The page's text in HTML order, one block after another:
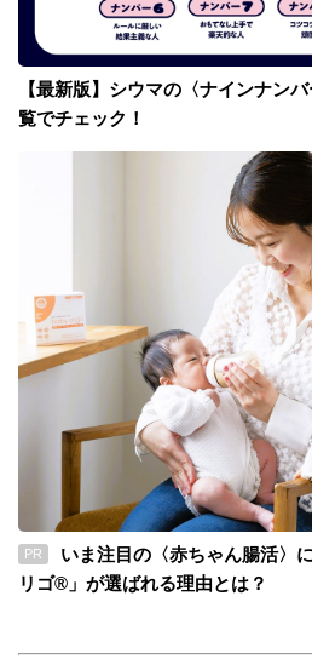
【最新版】シウマの〈ナインナン
覧でチェック！
PR
いま注目の〈赤ちゃん腸活〉
リゴ®」が選ばれる理由とは？